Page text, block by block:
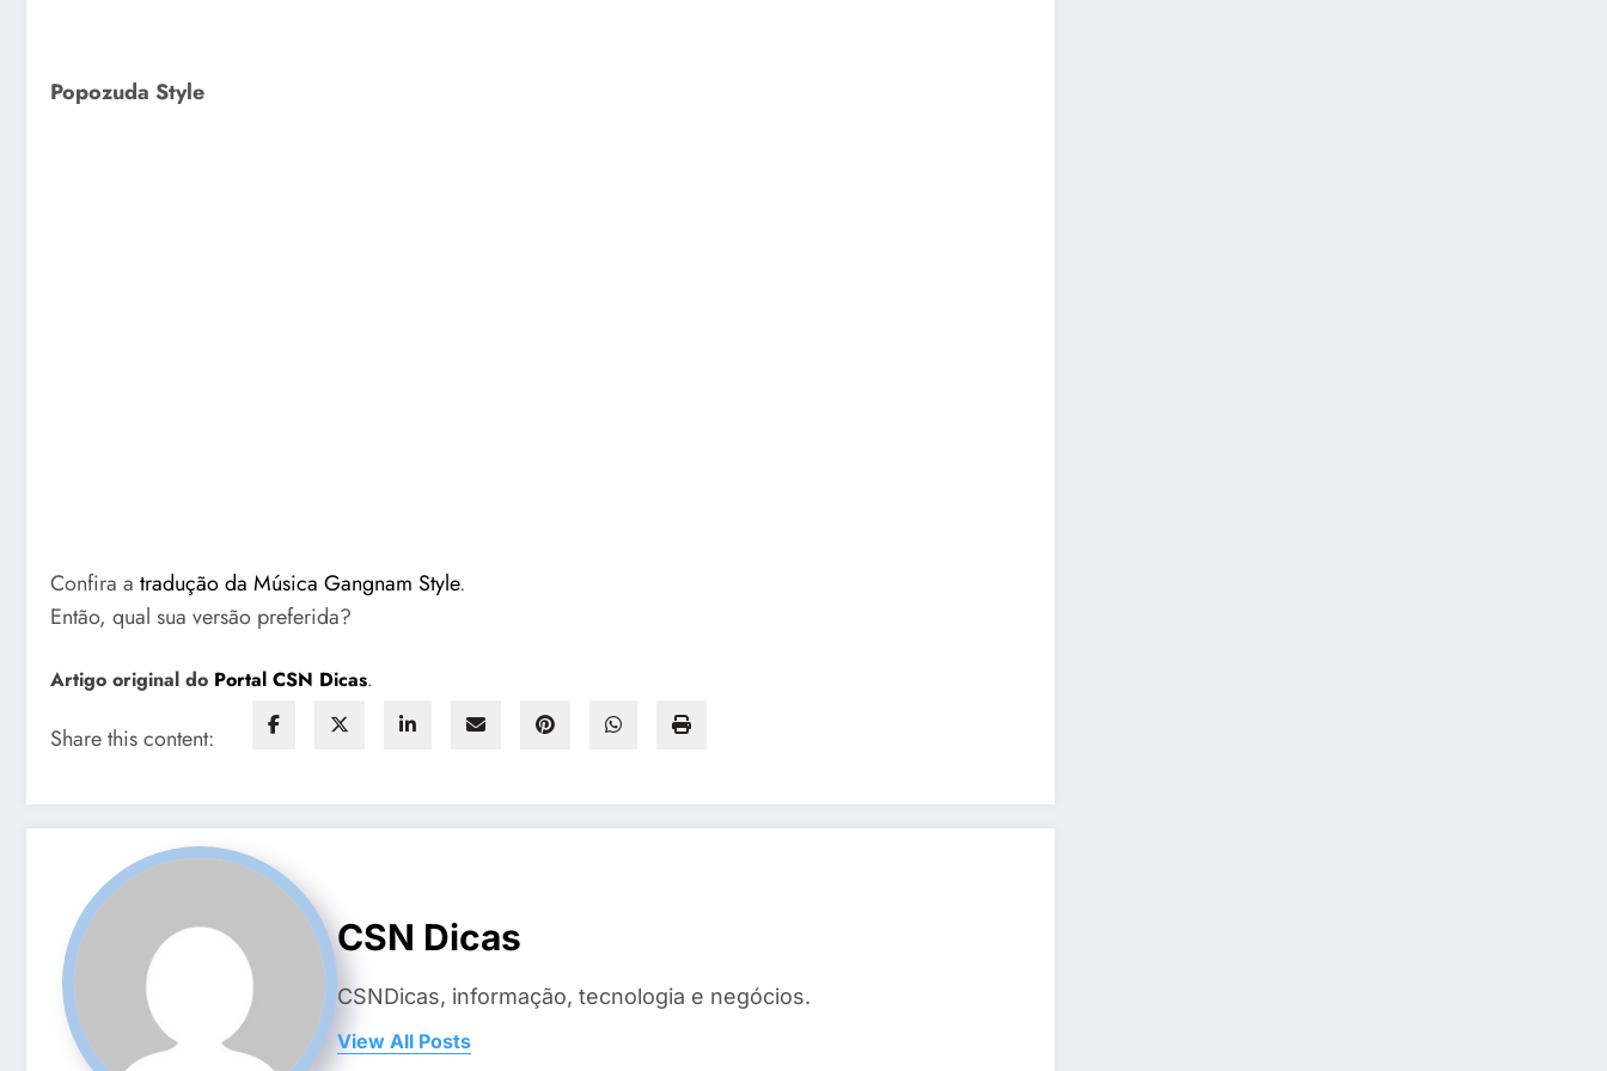
Popozuda Style
Confira a tradução da Música Gangnam Style.
Então, qual sua versão preferida?
Artigo original do Portal CSN Dicas.
Share this content:
CSN Dicas
CSNDicas, informação, tecnologia e negócios.
View All Posts